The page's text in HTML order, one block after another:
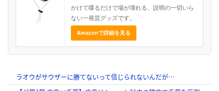
かけて喋るだけで場が壊れる、説明の一切いら
ない一発芸グッズです。
Amazonで詳細を見る